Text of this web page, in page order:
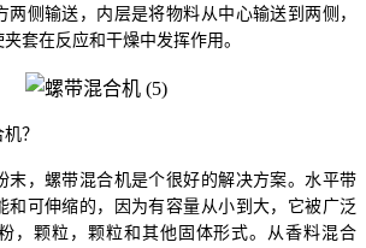
侧输送，内层是将物料从中心输送到两侧，
套在反应和干燥中发挥作用。
？
末，螺带混合机是个很好的解决方案。水平带
和可伸缩的，因为有容量从小到大，它被广泛
，颗粒，颗粒和其他固体形式。从香料混合